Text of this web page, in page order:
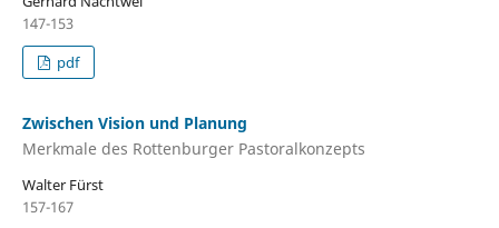
147-153
pdf
Zwischen Vision und Planung
Merkmale des Rottenburger Pastoralkonzepts
Walter Fürst
157-167